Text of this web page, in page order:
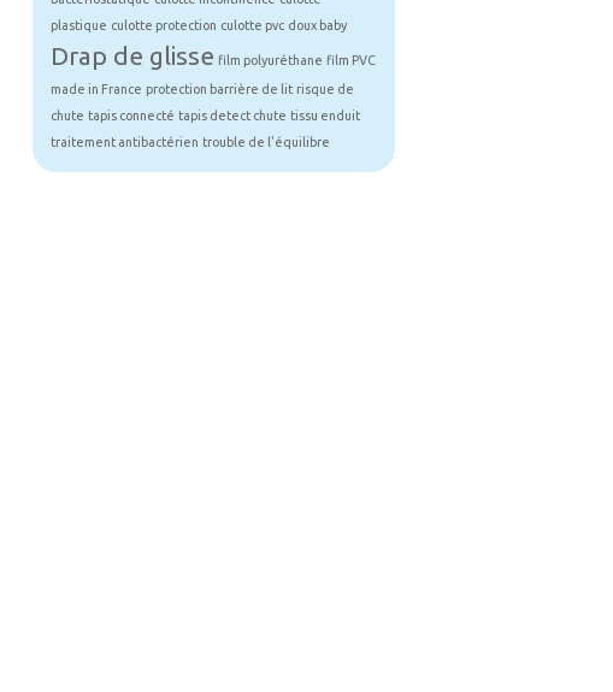
plastique culotte protection culotte pvc doux baby
Drap de glisse film polyuréthane film PVC
made in France protection barrière de lit risque de
chute tapis connecté tapis detect chute tissu enduit
traitement antibactérien trouble de l'équilibre